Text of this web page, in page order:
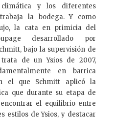
y los diferentes
la bodega. Y como
la cata en primicia del
desarrollado por
bajo la supervisión de
trata de un Ysios de 2007,
en barrica
el que Schmitt aplicó la
que durante su etapa de
el equilibrio entre
estilos de Ysios, y destacar